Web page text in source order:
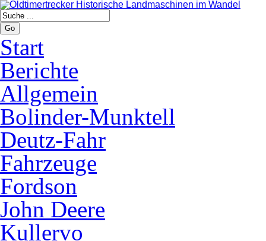
Go
Start
Berichte
Allgemein
Bolinder-Munktell
Deutz-Fahr
Fahrzeuge
Fordson
John Deere
Kullervo